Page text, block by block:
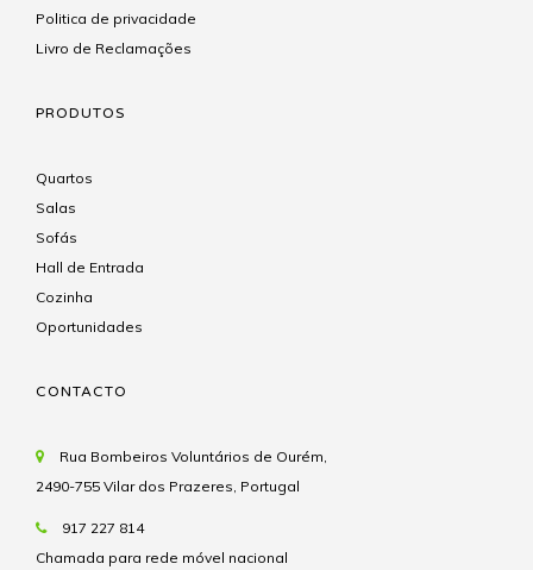
Politica de privacidade
Livro de Reclamações
PRODUTOS
Quartos
Salas
Sofás
Hall de Entrada
Cozinha
Oportunidades
CONTACTO
Rua Bombeiros Voluntários de Ourém,
2490-755 Vilar dos Prazeres, Portugal
917 227 814
Chamada para rede móvel nacional